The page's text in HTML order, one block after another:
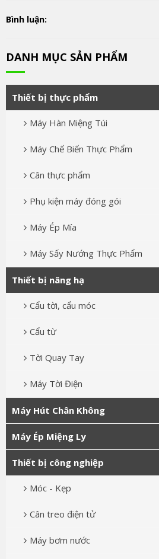
Bình luận:
DANH MỤC SẢN PHẨM
Thiết bị thực phẩm
Máy Hàn Miệng Túi
Máy Chế Biến Thực Phẩm
Cân thực phẩm
Phụ kiện máy đóng gói
Máy Ép Mía
Máy Sấy Nướng Thực Phẩm
Thiết bị nâng hạ
Cẩu tời, cẩu móc
Cẩu từ
Tời Quay Tay
Máy Tời Điện
Máy Hút Chân Không
Máy Ép Miệng Ly
Thiết bị công nghiệp
Móc - Kẹp
Cân treo điện tử
Máy bơm nước